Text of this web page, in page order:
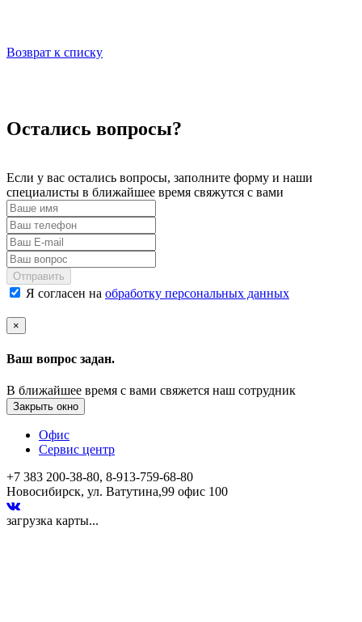
Возврат к списку
Остались вопросы?
Если у вас остались вопросы, заполните форму и наши
специалисты в ближайшее время свяжутся с вами
Отправить
Я согласен на обработку персональных данных
×
Ваш вопрос задан.
В ближайшее время с вами свяжется наш сотрудник
Закрыть окно
Офис
Сервис центр
+7 383 200-38-80, 8-913-759-68-80
Новосибирск, ул. Ватутина,99 офис 100
загрузка карты...